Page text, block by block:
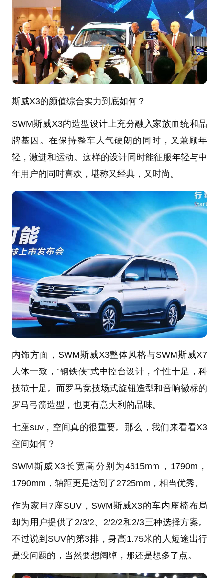
斯威X3的颜值综合实力到底如何？
SWM斯威X3的造型设计上充分融入家族血统和品
牌基因。在保持整车大气硬朗的同时，又兼顾年
轻，激进和运动。这样的设计同时能征服年轻与中
年用户的同时喜欢，堪称又经典，又时尚。
内饰方面，SWM斯威X3整体风格与SWM斯威X7
大体一致，“钢铁侠”式中控台设计，个性十足，科
技范十足。而罗马竞技场式旋钮造型和音响徽标的
罗马弓箭造型，也更有意大利的品味。
七座suv，空间真的很重要。那么，我们来看看X3
空间如何？
SWM斯威X3长宽高分别为4615mm，1790m，
1790mm，轴距更是达到了2725mm，相当优秀。
作为家用7座SUV，SWM斯威X3的车内座椅布局
却为用户提供了2/3/2、2/2/2和2/3三种选择方案。
不过说到SUV的第3排，身高1.75米的人短途出行
是没问题的，当然要想阔绰，那还是想多了点。